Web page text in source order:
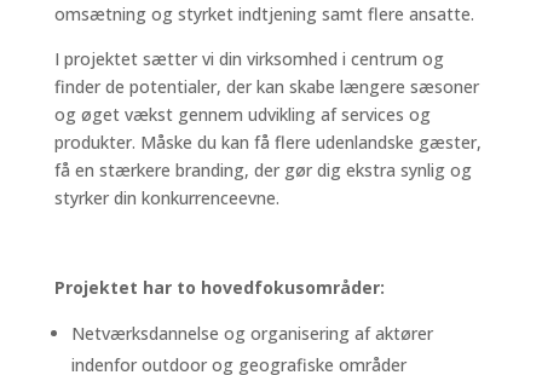
omsætning og styrket indtjening samt flere ansatte.
I projektet sætter vi din virksomhed i centrum og
finder de potentialer, der kan skabe længere sæsoner
og øget vækst gennem udvikling af services og
produkter. Måske du kan få flere udenlandske gæster,
få en stærkere branding, der gør dig ekstra synlig og
styrker din konkurrenceevne.
Projektet har to hovedfokusområder:
Netværksdannelse og organisering af aktører
indenfor outdoor og geografiske områder